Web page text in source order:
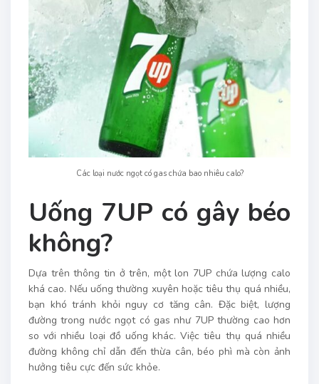
Các loại nước ngọt có gas chứa bao nhiêu calo?
Uống 7UP có gây béo
không?
Dựa trên thông tin ở trên, một lon 7UP chứa lượng calo
khá cao. Nếu uống thường xuyên hoặc tiêu thụ quá nhiều,
bạn khó tránh khỏi nguy cơ tăng cân. Đặc biệt, lượng
đường trong nước ngọt có gas như 7UP thường cao hơn
so với nhiều loại đồ uống khác. Việc tiêu thụ quá nhiều
đường không chỉ dẫn đến thừa cân, béo phì mà còn ảnh
hưởng tiêu cực đến sức khỏe.